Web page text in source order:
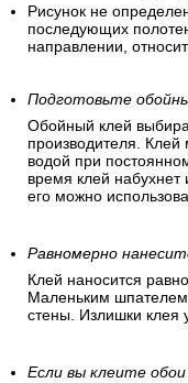
Рисунок не
последующих
направлении,
Подготовьте
Обойный клей
производителя. Клей
водой при
время клей набухнет
его можно
Равномерно
Клей наносится
Маленьким шпателем
стены. Излишки клея
Если вы клеите